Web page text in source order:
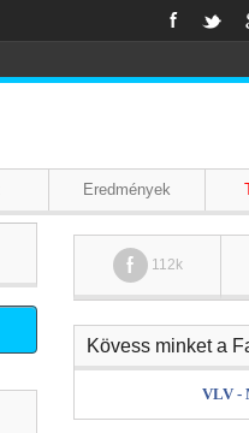
Eredmények
112k
Kövess minket a
VLV -